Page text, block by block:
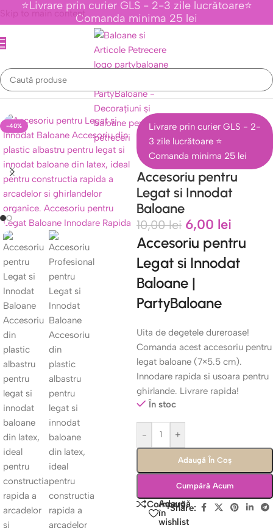
Skip to main content
⭐Livrare prin curier GLS - 2-3 zile lucrătoare⭐
Comanda minima 25 lei
Prima pagină/Accesorii Baloane/Accesorii Pentru Baloane
-40%
Livrare prin curier GLS - 2-
3 zile lucrătoare ⭐
Comanda minima 25 lei
Accesoriu pentru
Legat si Innodat
Baloane
10,00lei 6,00 lei
Accesoriu pentru
Legat si Innodat
Baloane |
PartyBaloane
Uita de degetele dureroase!
Comanda acest accesoriu pentru
legat baloane (7×5.5 cm).
Innodare rapida si usoara pentru
ghirlande. Livrare rapida!
În stoc
- +
Adaugă În Coș
Cumpără Acum
Compară
Adaugă
în
wishlist
Share: